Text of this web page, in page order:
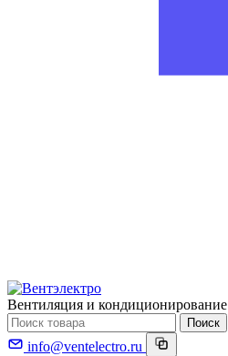
Вентиляция и кондиционирование
Поиск
info@ventelectro.ru